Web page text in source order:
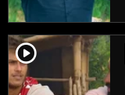
player2